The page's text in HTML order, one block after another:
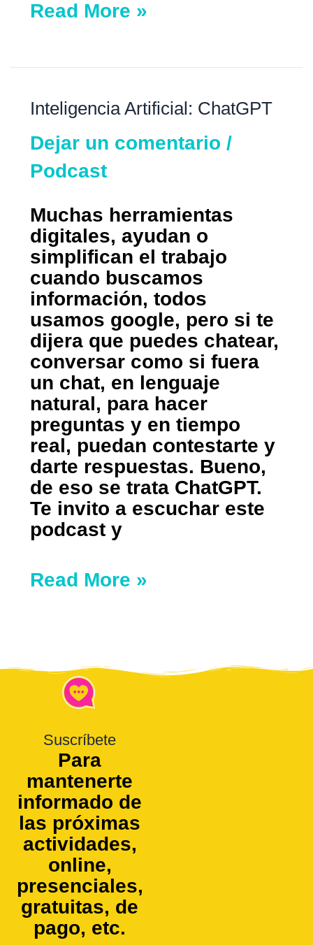
Read More »
Inteligencia Artificial: ChatGPT
Dejar un comentario /
Podcast
Muchas herramientas
digitales, ayudan o
simplifican el trabajo
cuando buscamos
información, todos
usamos google, pero si te
dijera que puedes chatear,
conversar como si fuera
un chat, en lenguaje
natural, para hacer
preguntas y en tiempo
real, puedan contestarte y
darte respuestas. Bueno,
de eso se trata ChatGPT.
Te invito a escuchar este
podcast y
Inteligencia
ChatGPT
Read More »
Suscríbete
Para
mantenerte
informado de
las próximas
actividades,
online,
presenciales,
gratuitas, de
pago, etc.